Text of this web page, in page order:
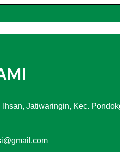
Jatiwaringin, Kec.